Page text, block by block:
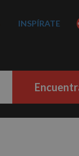
INSPÍRATE